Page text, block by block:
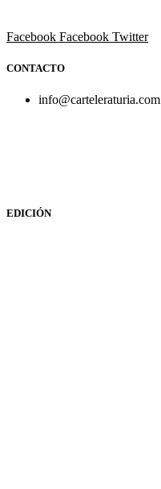
Facebook Facebook Twitter
CONTACTO
info@carteleraturia.com
EDICIÓN